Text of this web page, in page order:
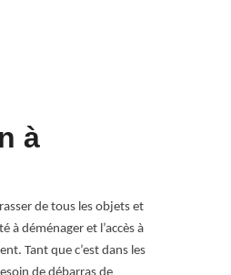
à
de tous les objets et
à déménager et l’accès à
Tant que c’est dans les